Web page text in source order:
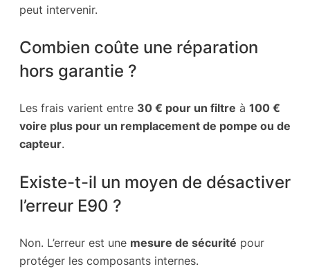
peut intervenir.
Combien coûte une réparation
hors garantie ?
Les frais varient entre 30 € pour un filtre à 100 €
voire plus pour un remplacement de pompe ou de
capteur.
Existe-t-il un moyen de désactiver
l’erreur E90 ?
Non. L’erreur est une mesure de sécurité pour
protéger les composants internes.